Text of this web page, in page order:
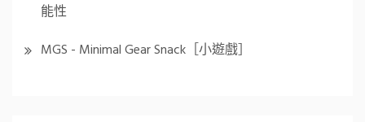
能性
MGS - Minimal Gear Snack［小遊戲］